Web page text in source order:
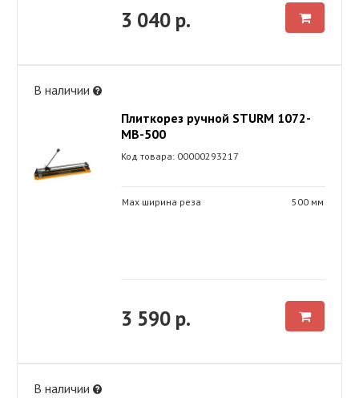
3 040 р.
В наличии
Плиткорез ручной STURM 1072-
MB-500
Код товара: 00000293217
Max ширина реза 500 мм
3 590 р.
В наличии